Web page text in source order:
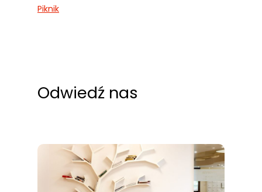
Piknik
Odwiedź nas